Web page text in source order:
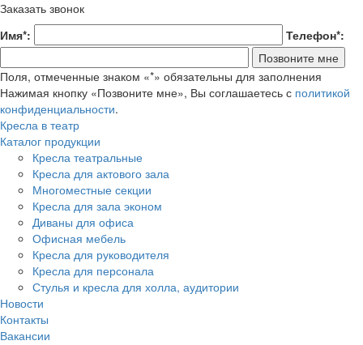
Заказать звонок
Имя*:
Телефон*:
Поля, отмеченные знаком «*» обязательны для заполнения
Нажимая кнопку «Позвоните мне», Вы соглашаетесь с политикой
конфиденциальности.
Кресла в театр
Каталог продукции
Кресла театральные
Кресла для актового зала
Многоместные секции
Кресла для зала эконом
Диваны для офиса
Офисная мебель
Кресла для руководителя
Кресла для персонала
Стулья и кресла для холла, аудитории
Новости
Контакты
Вакансии